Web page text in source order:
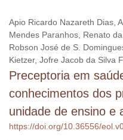
Apio Ricardo Nazareth Dias,
Mendes Paranhos, Renato da
Robson José de S.
Kietzer, Jofre Jacob da Silva
Preceptoria em
conhecimentos dos
unidade de ensino e
https://doi.org/10.36556/